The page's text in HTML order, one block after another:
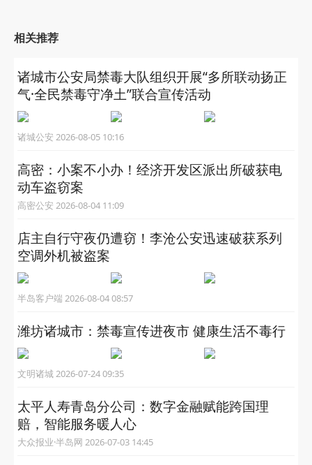
相关推荐
诸城市公安局禁毒大队组织开展“多所联动扬正
气·全民禁毒守净土”联合宣传活动
诸城公安 2026-08-05 10:16
高密：小案不小办！经济开发区派出所破获电
动车盗窃案
高密公安 2026-08-04 11:09
店主自行守夜仍遭窃！李沧公安迅速破获系列
空调外机被盗案
半岛客户端 2026-08-04 08:57
潍坊诸城市：禁毒宣传进夜市 健康生活不毒行
文明诸城 2026-07-24 09:35
太平人寿青岛分公司：数字金融赋能跨国理
赔，智能服务暖人心
大众报业·半岛网 2026-07-03 14:45